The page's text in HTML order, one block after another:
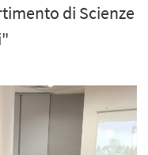
di Scienze